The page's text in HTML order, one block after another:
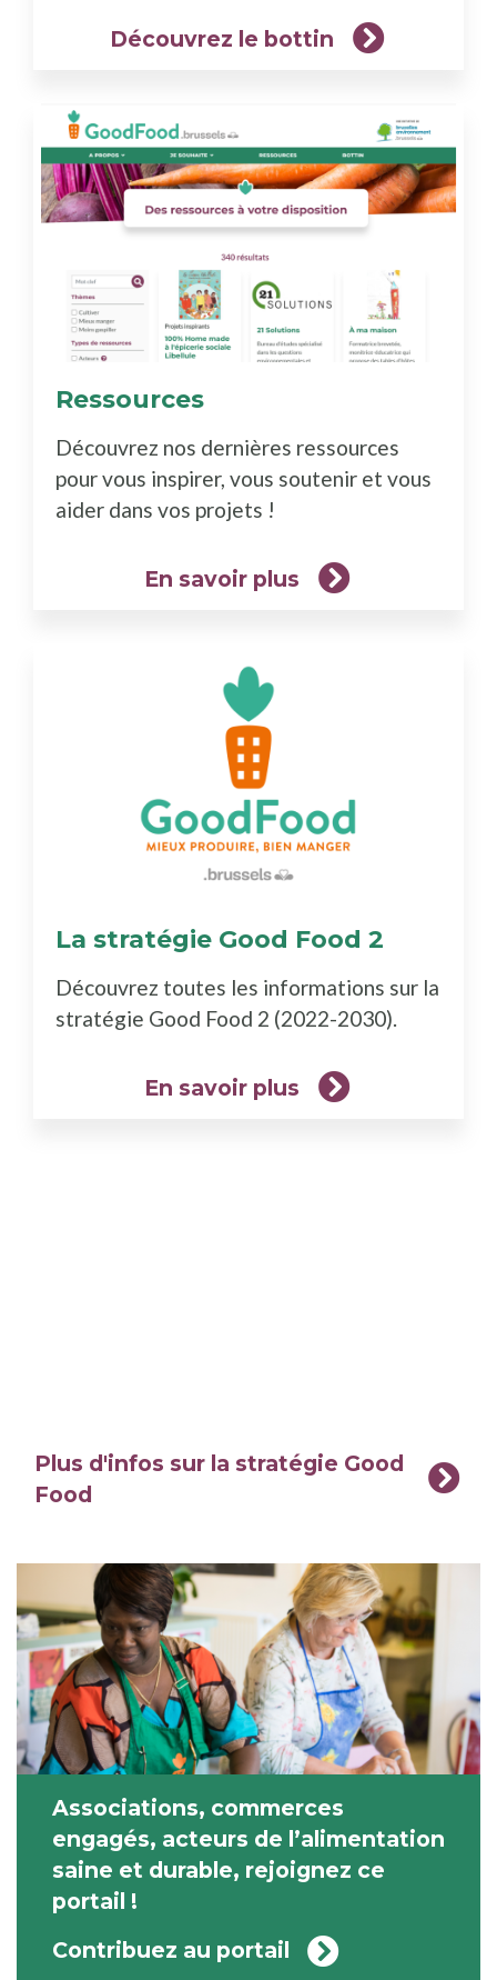
Découvrez le bottin
Ressources
plus)
Découvrez nos dernières ressources
pour vous inspirer, vous soutenir et vous
aider dans vos projets !
En savoir plus
La stratégie Good Food 2
plus)
Découvrez toutes les informations sur la
stratégie Good Food 2 (2022-2030).
En savoir plus
Plus d'infos sur la stratégie Good
Food
Associations, commerces
engagés, acteurs de l’alimentation
saine et durable, rejoignez ce
portail !
Contribuez au portail